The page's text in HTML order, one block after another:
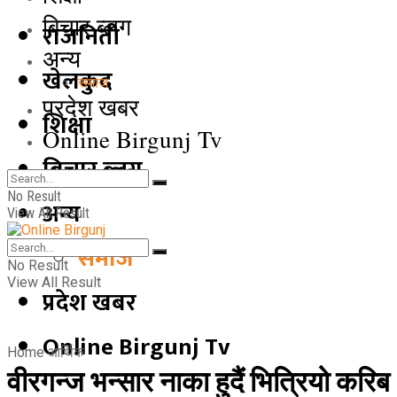
राजनिती
खेलकुद
शिक्षा
बिचार ब्लग
अन्य
समाज
प्रदेश खबर
Online Birgunj Tv
बिचार ब्लग
अन्य
समाज
प्रदेश खबर
Online Birgunj Tv
No Result
View All Result
No Result
View All Result
Home आर्थिक
वीरगन्ज भन्सार नाका हुदैं भित्रियो